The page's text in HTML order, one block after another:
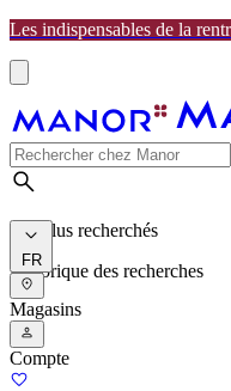
Les indispensables de la
Les plus recherchés
Historique des recherches
FR
Magasins
Compte